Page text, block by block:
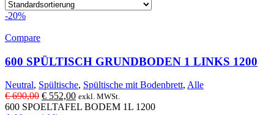
-20%
Compare
600 SPÜLTISCH GRUNDBODEN 1 LINKS 1200
Neutral, Spültische, Spültische mit Bodenbrett, Alle
€690,00 Ursprünglicher
Preis
€ 552,00Aktueller
Preis
exkl. MWSt.
600 SPOELTAFEL BODEM 1L 1200